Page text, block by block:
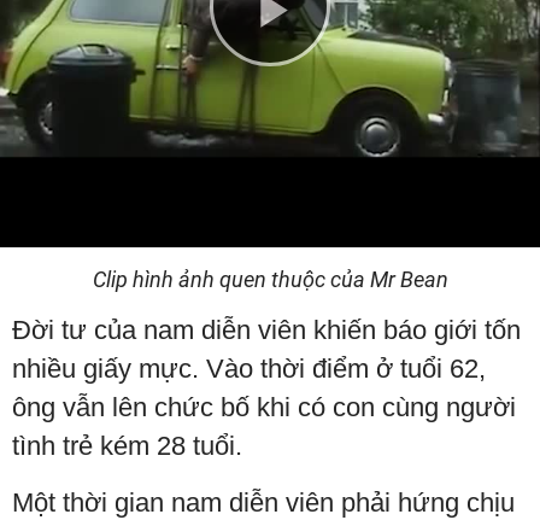
Play
Clip hình ảnh quen thuộc của Mr Bean
Đời tư của nam diễn viên khiến báo giới tốn
nhiều giấy mực. Vào thời điểm ở tuổi 62,
ông vẫn lên chức bố khi có con cùng người
tình trẻ kém 28 tuổi.
Một thời gian nam diễn viên phải hứng chịu